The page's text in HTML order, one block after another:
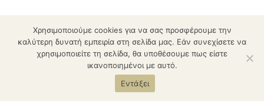
Χρησιμοποιούμε cookies για να σας προσφέρουμε την
καλύτερη δυνατή εμπειρία στη σελίδα μας. Εάν συνεχίσετε να
χρησιμοποιείτε τη σελίδα, θα υποθέσουμε πως είστε
ικανοποιημένοι με αυτό.
Εντάξει